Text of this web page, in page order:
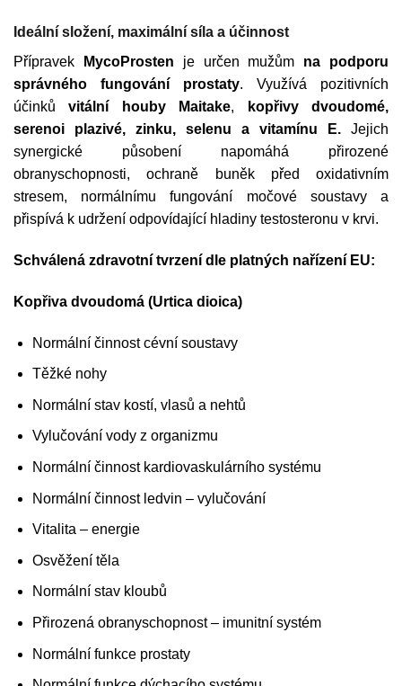
Ideální složení, maximální síla a účinnost
Přípravek
MycoProsten je určen mužům na podporu
správného fungování prostaty. Využívá pozitivních
účinkůvitální houby Maitake,
kopřivy dvoudomé,
serenoi plazivé, zinku, selenu a vitamínu E. Jejich
synergické působení napomáhá přirozené
obranyschopnosti, ochraně buněk před oxidativním
stresem, normálnímu fungování močové soustavy a
přispívá k udržení odpovídající hladiny testosteronu v krvi.
Schválená zdravotní tvrzení dle platných nařízení EU:
Kopřiva dvoudomá (Urtica dioica)
Normální činnost cévní soustavy
Těžké nohy
Normální stav kostí, vlasů a nehtů
Vylučování vody z organizmu
Normální činnost kardiovaskulárního systému
Normální činnost ledvin – vylučování
Vitalita – energie
Osvěžení těla
Normální stav kloubů
Přirozená obranyschopnost – imunitní systém
Normální funkce prostaty